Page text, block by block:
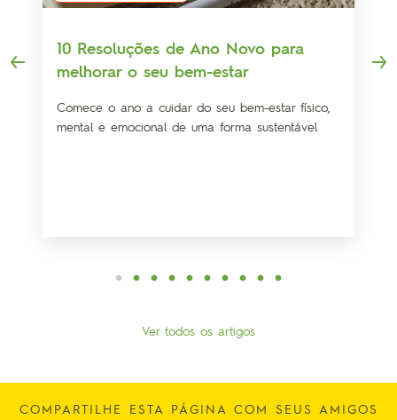
10 Resoluções de Ano Novo para
melhorar o seu bem-estar
Comece o ano a cuidar do seu bem-estar físico,
mental e emocional de uma forma sustentável
Ver todos os artigos
COMPARTILHE ESTA PÁGINA COM SEUS AMIGOS